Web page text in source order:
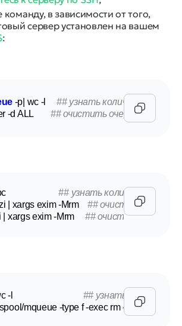
в зависимости от того,
сервер установлен на вашем
:
-p| wc -l ## узнать количество
-d ALL ## очистить очередь
## узнать количество
| xargs exim -Mrm ## очистить все
| xargs exim -Mrm ## очистить все
| wc -l ## узнать
mqueue -type f -exec rm -f {} \;